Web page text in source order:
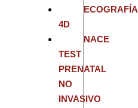
ECOGRAFÍA
4D
NACE
TEST
PRENATAL
NO
INVASIVO